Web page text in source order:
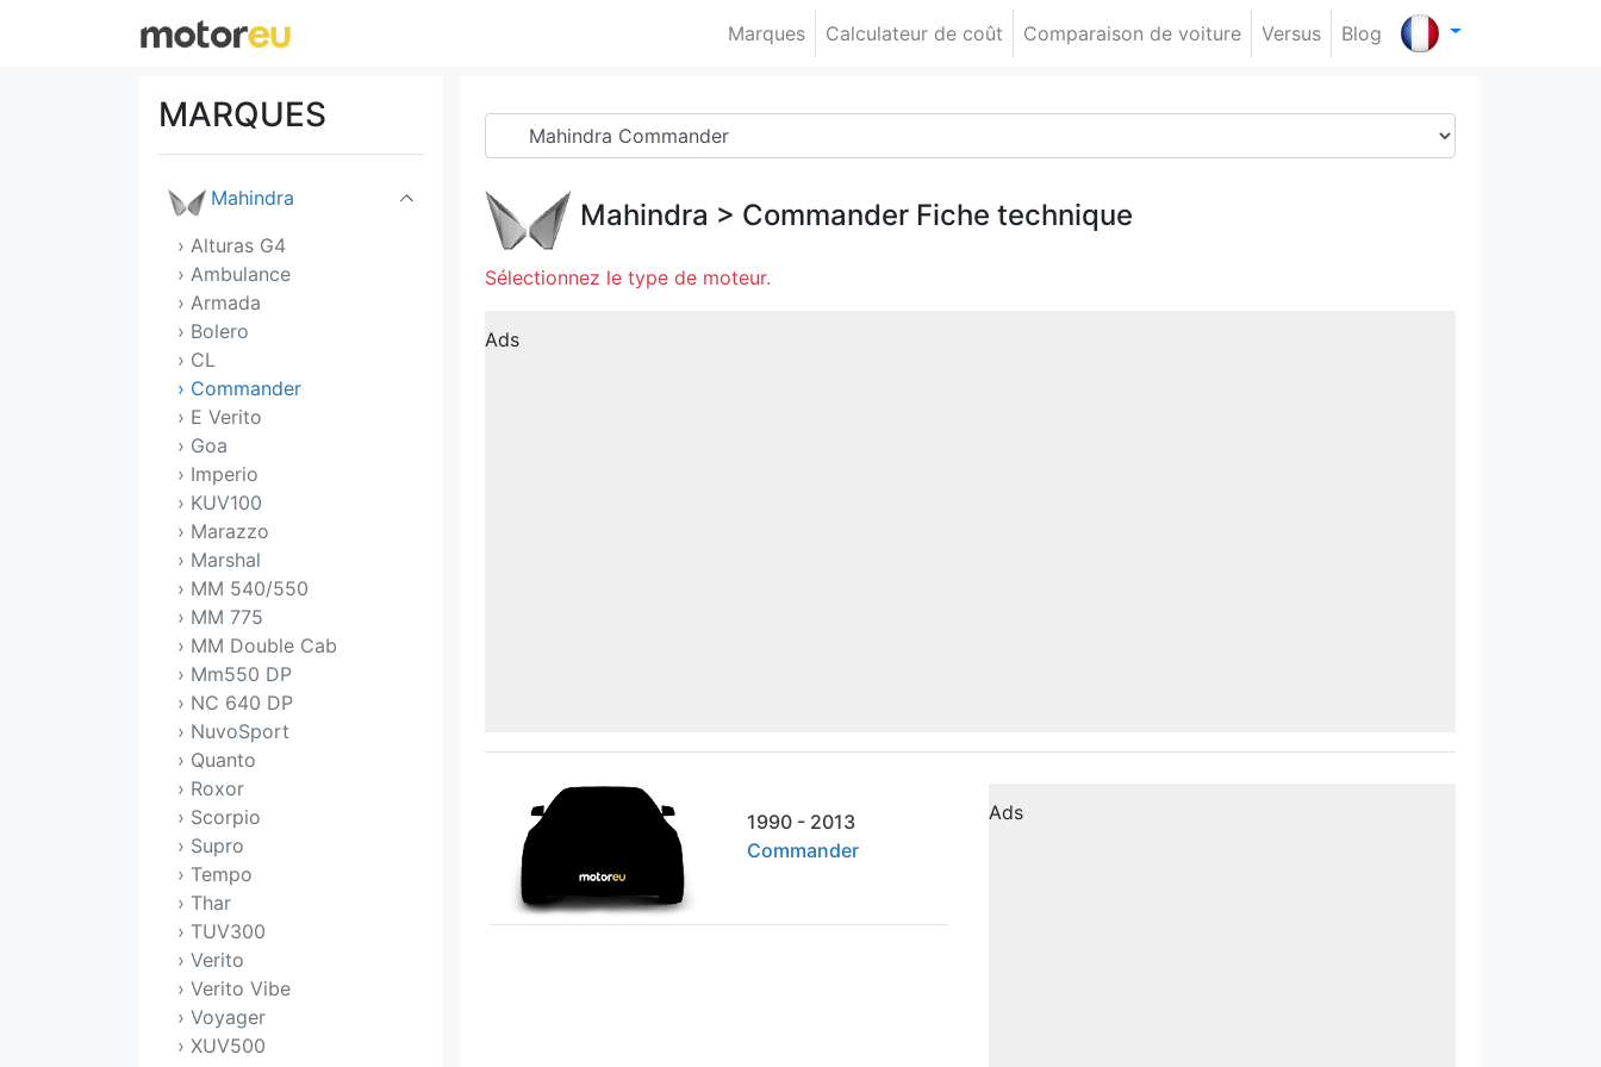
Marques Calculateur de coût Comparaison de voiture Versus Blog
MARQUES
Lincoln
Mahindra
› Alturas G4
› Ambulance
› Armada
› Bolero
› CL
› Commander
› E Verito
› Goa
› Imperio
› KUV100
› Marazzo
› Marshal
› MM 540/550
› MM 775
› MM Double Cab
› Mm550 DP
› NC 640 DP
› NuvoSport
› Quanto
› Roxor
› Scorpio
› Supro
› Tempo
› Thar
› TUV300
› Verito
› Verito Vibe
› Voyager
› XUV500
Mahindra > Commander Fiche technique
Sélectionnez le type de moteur.
Ads
1990 - 2013
Commander
Ads